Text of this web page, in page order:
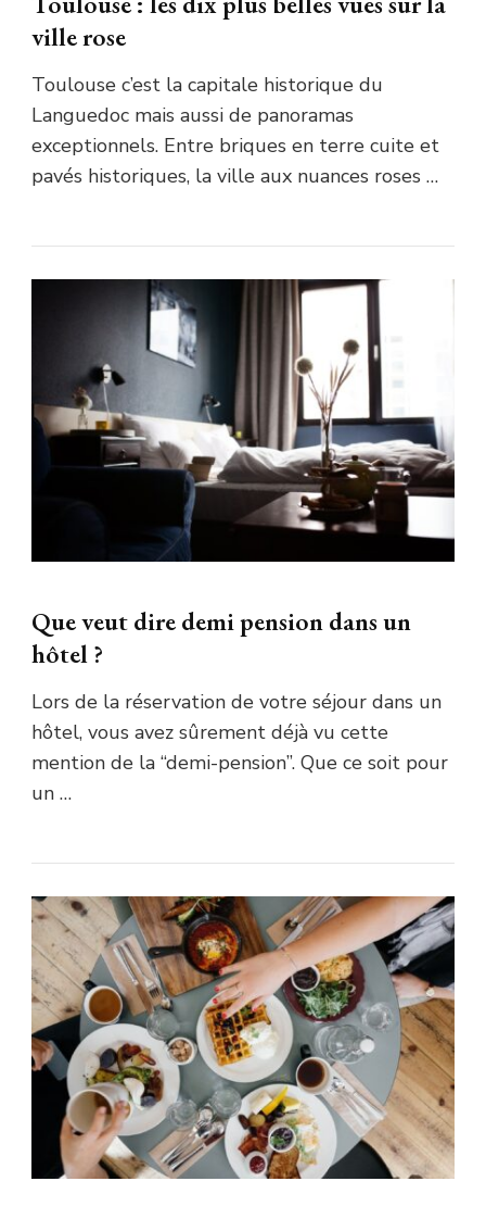
ville rose
Toulouse c’est la capitale historique du
Languedoc mais aussi de panoramas
exceptionnels. Entre briques en terre cuite et
pavés historiques, la ville aux nuances roses …
Que veut dire demi pension dans un
hôtel ?
Lors de la réservation de votre séjour dans un
hôtel, vous avez sûrement déjà vu cette
mention de la “demi-pension”. Que ce soit pour
un …